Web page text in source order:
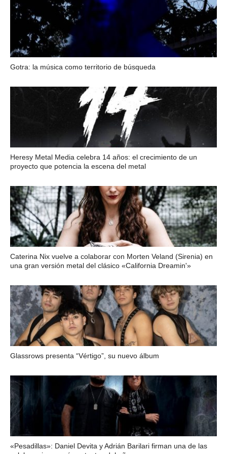
Gotra: la música como territorio de búsqueda
Heresy Metal Media celebra 14 años: el crecimiento de un
proyecto que potencia la escena del metal
Caterina Nix vuelve a colaborar con Morten Veland (Sirenia) en
una gran versión metal del clásico «California Dreamin'»
Glassrows presenta “Vértigo”, su nuevo álbum
«Pesadillas»: Daniel Devita y Adrián Barilari firman una de las